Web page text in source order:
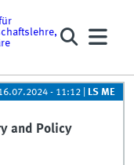
- 11:12 LS ME
and Policy